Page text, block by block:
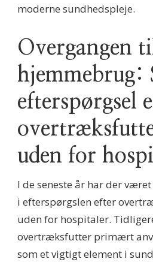
moderne sundhedspleje.
Overgangen
hjemmebrug:
efterspørgsel
uden for
I de seneste år har der
i efterspørgslen efter
uden for hospitaler.
overtræksfutter primært
som et vigtigt element i